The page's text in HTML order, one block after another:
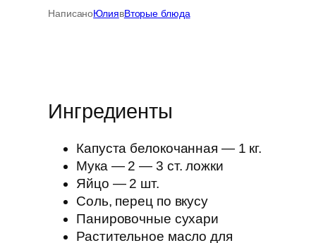
НаписаноЮлиявВторые блюда
Ингредиенты
Капуста белокочанная — 1 кг.
Мука — 2 — 3 ст. ложки
Яйцо — 2 шт.
Соль, перец по вкусу
Панировочные сухари
Растительное масло для